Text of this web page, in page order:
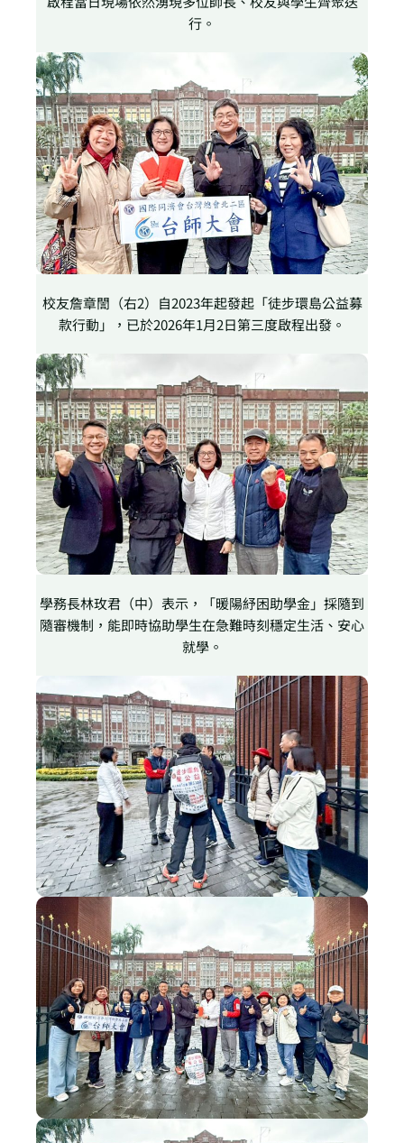
行。
校友詹章誾（右2）自2023年起發起「徒步環島公益募
款行動」，已於2026年1月2日第三度啟程出發。
學務長林玫君（中）表示，「暖陽紓困助學金」採隨到
隨審機制，能即時協助學生在急難時刻穩定生活、安心
就學。